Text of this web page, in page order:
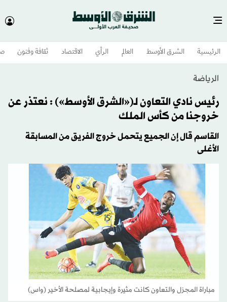
الرئيسية الشرق الأوسط​ العالم الرأي الاقتصاد ثقافة وفنون
الرياضة
رئيس نادي التعاون لـ(«الشرق الأوسط») : نعتذر عن
خروجنا من كأس الملك
القاسم قال إن الجميع يتحمل خروج الفريق من المسابقة
الأغلى
مباراة المجزل والتعاون كانت مثيرة وإيجابية لمصلحة الأخير (واس)